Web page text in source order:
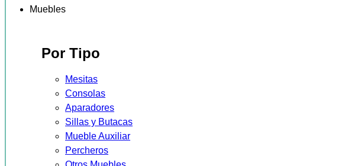
Muebles
Por Tipo
Mesitas
Consolas
Aparadores
Sillas y Butacas
Mueble Auxiliar
Percheros